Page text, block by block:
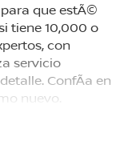
que estÃ©
tiene 10,000 o
con
servicio
ConfÃ­a en
nuevo.